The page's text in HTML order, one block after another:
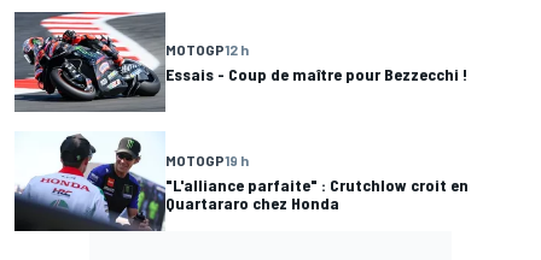
MOTOGP12 h
Essais - Coup de maître pour Bezzecchi !
MOTOGP19 h
"L'alliance parfaite" : Crutchlow croit en
Quartararo chez Honda